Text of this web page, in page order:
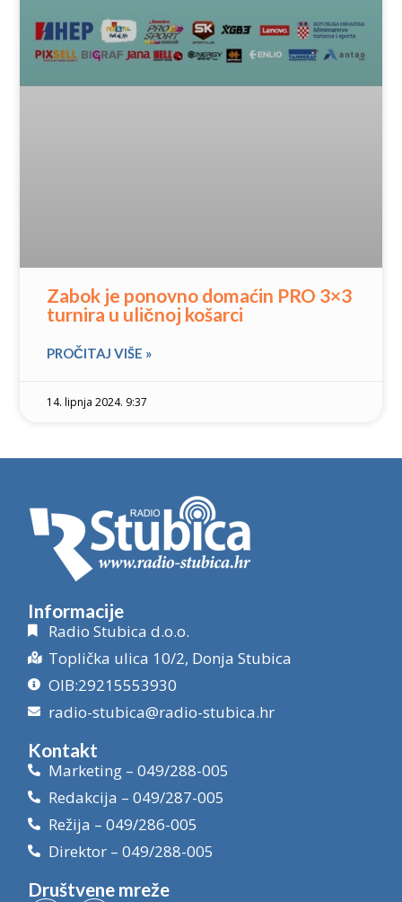
Zabok je ponovno domaćin PRO 3×3
turnira u uličnoj košarci
PROČITAJ VIŠE »
14. lipnja 2024. 9:37
Informacije
Radio Stubica d.o.o.
Toplička ulica 10/2, Donja Stubica
OIB:29215553930
radio-stubica@radio-stubica.hr
Kontakt
Marketing – 049/288-005
Redakcija – 049/287-005
Režija – 049/286-005
Direktor – 049/288-005
Društvene mreže